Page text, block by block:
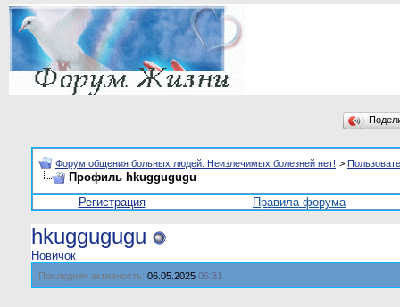
Форум общения больных людей. Неизлечимых болезней нет! >
Профиль hkuggugugu
Регистрация
Правила форума
hkuggugugu
Новичок
Последняя активность: 06.05.2025 06:31